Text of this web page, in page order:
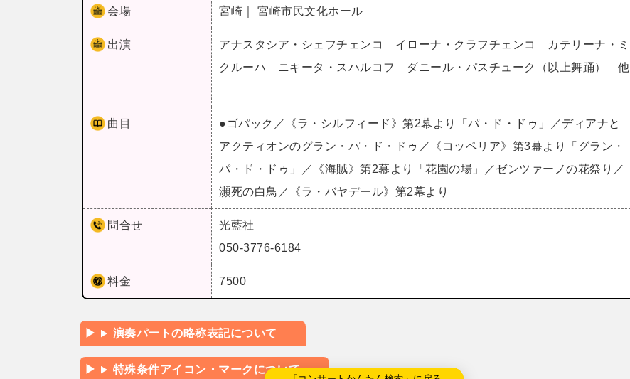
会場 宮崎｜ 宮崎市民文化ホール
出演
アナスタシア・シェフチェンコ イローナ・クラフチェンコ カテリーナ・ミ
クルーハ ニキータ・スハルコフ ダニール・パスチューク（以上舞踊） 他
曲目
●ゴパック／《ラ・シルフィード》第2幕より「パ・ド・ドゥ」／ディアナと
アクティオンのグラン・パ・ド・ドゥ／《コッペリア》第3幕より「グラン・
パ・ド・ドゥ」／《海賊》第2幕より「花園の場」／ゼンツァーノの花祭り／
瀕死の白鳥／《ラ・バヤデール》第2幕より
問合せ
光藍社
050-3776-6184
料金 7500
演奏パートの略称表記について
特殊条件アイコン・マークについて